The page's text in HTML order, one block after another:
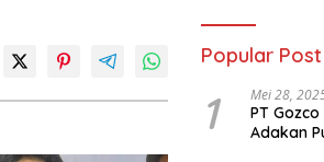
Popular Post
1 Mei 28,
PT
Adakan